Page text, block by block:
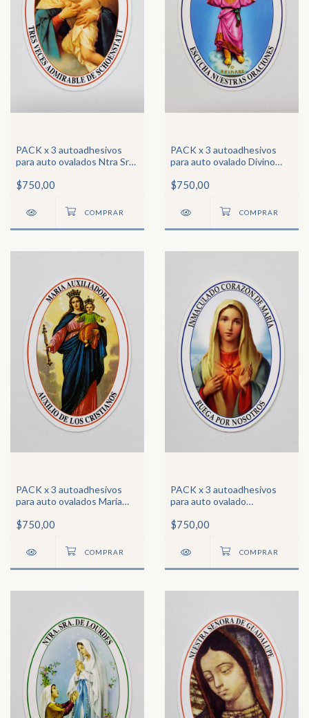
PACK x 3 autoadhesivos
para auto ovalados Ntra Sra
$750,00
PACK x 3 autoadhesivos
para auto ovalado Divino
$750,00
PACK x 3 autoadhesivos
para auto ovalados María
$750,00
PACK x 3 autoadhesivos
para auto ovalado
María
$750,00